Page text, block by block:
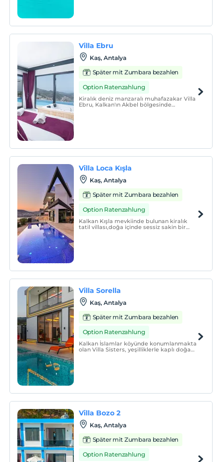
Villa Ebru
Kaş, Antalya
Später mit Zumbara bezahlen
Option Ratenzahlung
Kiralık deniz manzaralı muhafazakar Villa
Ebru, Kalkan'ın Akbel bölgesinde
Villa Loca Kışla
Kaş, Antalya
Später mit Zumbara bezahlen
Option Ratenzahlung
Kalkan Kışla mevkiinde bulunan kiralık
tatil villası,doğa içinde sessiz sakin bir
Villa Sorella
Kaş, Antalya
Später mit Zumbara bezahlen
Option Ratenzahlung
Kalkan İslamlar köyünde konumlanmakta
olan Villa Sisters, yeşilliklerle kaplı doğa
Villa Bozo 2
Kaş, Antalya
Später mit Zumbara bezahlen
Option Ratenzahlung